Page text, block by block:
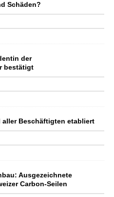
Schäden?
der
bestätigt
aller Beschäftigten etabliert
Ausgezeichnete
Carbon-Seilen